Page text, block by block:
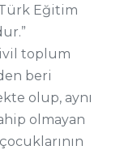
Eğitim
toplum
beri
olup, aynı
olmayan